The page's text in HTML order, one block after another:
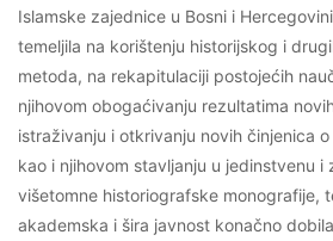
Islamske zajednice u Bosni i
temeljila na korištenju historijskog i
metoda, na rekapitulaciji postojećih
njihovom obogaćivanju rezultatima
istraživanju i otkrivanju novih činjenica
kao i njihovom stavljanju u jedinstvenu i
višetomne historiografske monografije,
akademska i šira javnost konačno